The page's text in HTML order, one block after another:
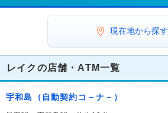
現在地から探す
レイクの店舗・ATM一覧
宇和島（自動契約コ－ナ－）